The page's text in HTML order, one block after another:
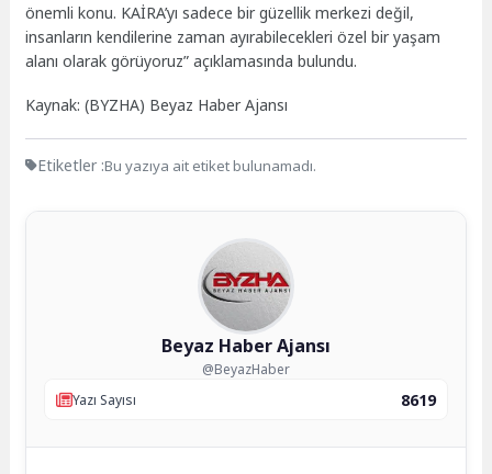
önemli konu. KAİRA’yı sadece bir güzellik merkezi değil,
insanların kendilerine zaman ayırabilecekleri özel bir yaşam
alanı olarak görüyoruz” açıklamasında bulundu.
Kaynak: (BYZHA) Beyaz Haber Ajansı
Etiketler :Bu yazıya ait etiket bulunamadı.
Beyaz Haber Ajansı
@BeyazHaber
Yazı Sayısı
8619